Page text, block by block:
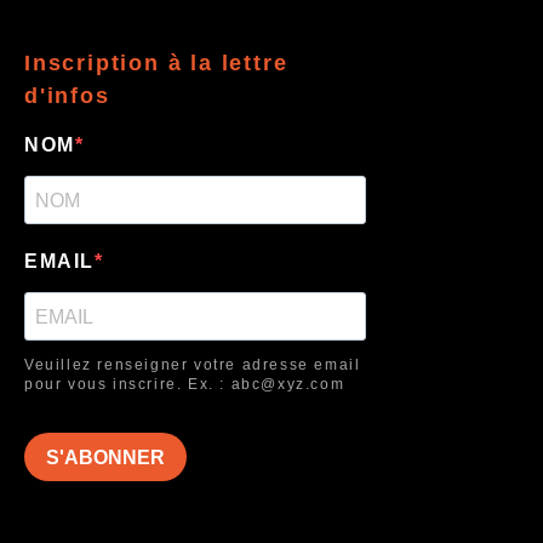
Inscription à la lettre
d'infos
NOM
EMAIL
Veuillez renseigner votre adresse email
pour vous inscrire. Ex. : abc@xyz.com
S'ABONNER